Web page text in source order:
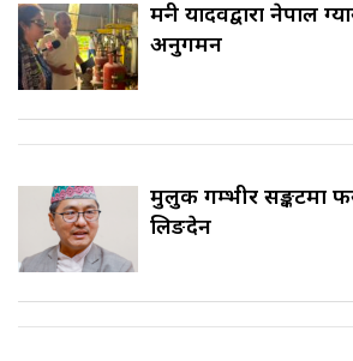
मन्त्री यादवद्वारा नेपाल
अनुगमन
मुलुक गम्भीर सङ्कटमा
लिङदेन